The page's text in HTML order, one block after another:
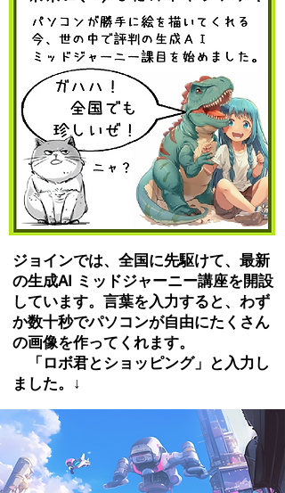
ジョインでは、全国に先駆けて、最新
の生成AI ミッドジャーニー講座を開設
しています。言葉を入力すると、わず
か数十秒でパソコンが自由にたくさん
の画像を作ってくれます。
​ 「ロボ君とショッピング」と入力し
ました。↓